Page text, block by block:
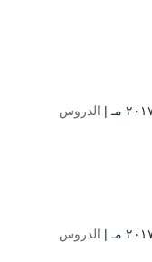
الدروس
الدروس